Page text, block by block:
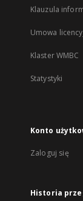
Klauzula
Umowa
Klaster WMBC
Statystyki
Konto
Zaloguj się
Historia